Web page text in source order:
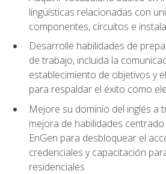
lingüísticas relacionadas con
componentes, circuitos e
Desarrolle habilidades de
de trabajo, incluida la
establecimiento de objetivos y
para respaldar el éxito como
Mejore su dominio del inglés a
mejora de habilidades
EnGen para desbloquear el
credenciales y capacitación
residenciales